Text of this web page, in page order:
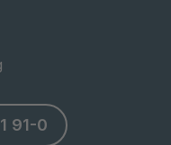
91-0